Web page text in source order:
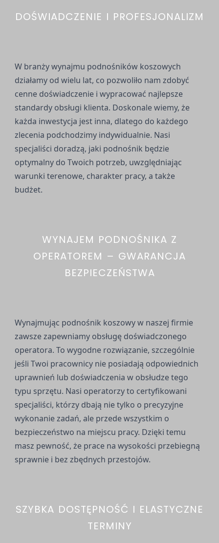
DOŚWIADCZENIE I PROFESJONALIZM
W branży wynajmu podnośników koszowych
działamy od wielu lat, co pozwoliło nam zdobyć
cenne doświadczenie i wypracować najlepsze
standardy obsługi klienta. Doskonale wiemy, że
każda inwestycja jest inna, dlatego do każdego
zlecenia podchodzimy indywidualnie. Nasi
specjaliści doradzą, jaki podnośnik będzie
optymalny do Twoich potrzeb, uwzględniając
warunki terenowe, charakter pracy, a także
budżet.
WYNAJEM PODNOŚNIKA Z
OPERATOREM – GWARANCJA
BEZPIECZEŃSTWA
Wynajmując podnośnik koszowy w naszej firmie
zawsze zapewniamy obsługę doświadczonego
operatora. To wygodne rozwiązanie, szczególnie
jeśli Twoi pracownicy nie posiadają odpowiednich
uprawnień lub doświadczenia w obsłudze tego
typu sprzętu. Nasi operatorzy to certyfikowani
specjaliści, którzy dbają nie tylko o precyzyjne
wykonanie zadań, ale przede wszystkim o
bezpieczeństwo na miejscu pracy. Dzięki temu
masz pewność, że prace na wysokości przebiegną
sprawnie i bez zbędnych przestojów.
SZYBKA DOSTĘPNOŚĆ I ELASTYCZNE
TERMINY